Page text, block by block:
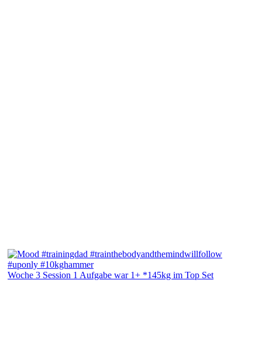
Woche 3 Session 1 Aufgabe war 1+ *145kg im Top Set